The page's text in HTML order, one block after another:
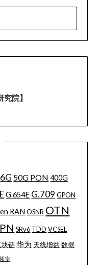
院】
6G 50G PON 400G
G.654E G.709 GPON
RAN OSNR OTN
SRv6 TDD VCSEL
块链 华为 天线增益 数据
率